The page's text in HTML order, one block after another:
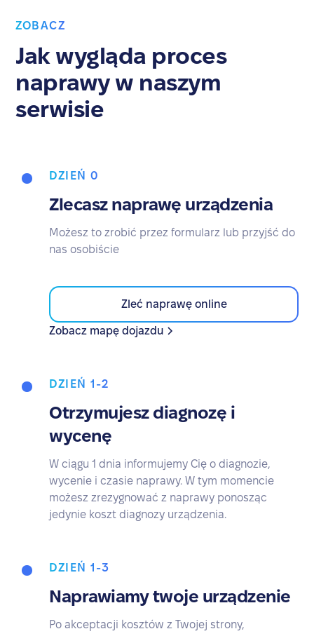
ZOBACZ
Jak wygląda proces
naprawy w naszym
serwisie
DZIEŃ 0
Zlecasz naprawę urządzenia
Możesz to zrobić przez formularz lub przyjść do
nas osobiście
Zleć naprawę online
Zobacz mapę dojazdu
DZIEŃ 1-2
Otrzymujesz diagnozę i
wycenę
W ciągu 1 dnia informujemy Cię o diagnozie,
wycenie i czasie naprawy. W tym momencie
możesz zrezygnować z naprawy ponosząc
jedynie koszt diagnozy urządzenia.
DZIEŃ 1-3
Naprawiamy twoje urządzenie
Po akceptacji kosztów z Twojej strony,